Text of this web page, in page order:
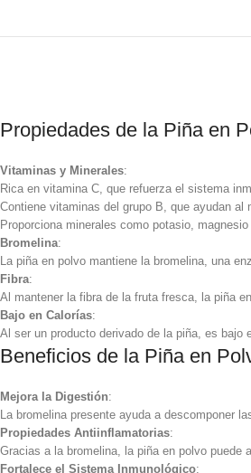
Propiedades de la Piña en
Vitaminas y Minerales:
Rica en vitamina C, que refuerza el sistema
Contiene vitaminas del grupo B, que ayudan al
Proporciona minerales como potasio,
Bromelina:
La piña en polvo mantiene la bromelina, una
Fibra:
Al mantener la fibra de la fruta fresca, la piña
Bajo en Calorías:
Al ser un producto derivado de la piña, es
Beneficios de la Piña en
Mejora la Digestión:
La bromelina presente ayuda a descomponer
Propiedades Antiinflamatorias:
Gracias a la bromelina, la piña en polvo
Fortalece el Sistema Inmunológico: